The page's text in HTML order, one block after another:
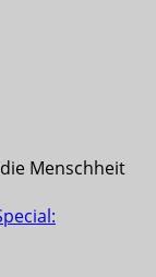
Menschheit